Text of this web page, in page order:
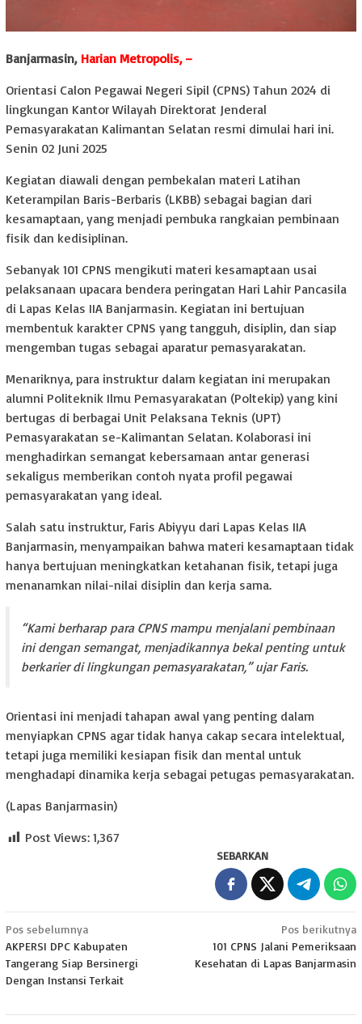
Banjarmasin, Harian Metropolis, –
Orientasi Calon Pegawai Negeri Sipil (CPNS) Tahun 2024 di
lingkungan Kantor Wilayah Direktorat Jenderal
Pemasyarakatan Kalimantan Selatan resmi dimulai hari ini.
Senin 02 Juni 2025
Kegiatan diawali dengan pembekalan materi Latihan
Keterampilan Baris-Berbaris (LKBB) sebagai bagian dari
kesamaptaan, yang menjadi pembuka rangkaian pembinaan
fisik dan kedisiplinan.
Sebanyak 101 CPNS mengikuti materi kesamaptaan usai
pelaksanaan upacara bendera peringatan Hari Lahir Pancasila
di Lapas Kelas IIA Banjarmasin. Kegiatan ini bertujuan
membentuk karakter CPNS yang tangguh, disiplin, dan siap
mengemban tugas sebagai aparatur pemasyarakatan.
Menariknya, para instruktur dalam kegiatan ini merupakan
alumni Politeknik Ilmu Pemasyarakatan (Poltekip) yang kini
bertugas di berbagai Unit Pelaksana Teknis (UPT)
Pemasyarakatan se-Kalimantan Selatan. Kolaborasi ini
menghadirkan semangat kebersamaan antar generasi
sekaligus memberikan contoh nyata profil pegawai
pemasyarakatan yang ideal.
Salah satu instruktur, Faris Abiyyu dari Lapas Kelas IIA
Banjarmasin, menyampaikan bahwa materi kesamaptaan tidak
hanya bertujuan meningkatkan ketahanan fisik, tetapi juga
menanamkan nilai-nilai disiplin dan kerja sama.
“Kami berharap para CPNS mampu menjalani pembinaan
ini dengan semangat, menjadikannya bekal penting untuk
berkarier di lingkungan pemasyarakatan,” ujar Faris.
Orientasi ini menjadi tahapan awal yang penting dalam
menyiapkan CPNS agar tidak hanya cakap secara intelektual,
tetapi juga memiliki kesiapan fisik dan mental untuk
menghadapi dinamika kerja sebagai petugas pemasyarakatan.
(Lapas Banjarmasin)
Post Views: 1,367
SEBARKAN
Navigasi
pos
Pos sebelumnya
AKPERSI DPC Kabupaten
Tangerang Siap Bersinergi
Dengan Instansi Terkait
Pos berikutnya
101 CPNS Jalani Pemeriksaan
Kesehatan di Lapas Banjarmasin